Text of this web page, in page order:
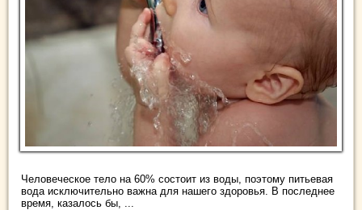
Человеческое тело на 60% состоит из воды, поэтому питьевая
вода исключительно важна для нашего здоровья. В последнее
время, казалось бы, ...